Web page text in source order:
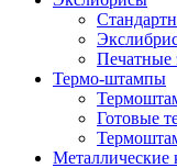
Печатные
Термо-штампы
Готовые
Металлические